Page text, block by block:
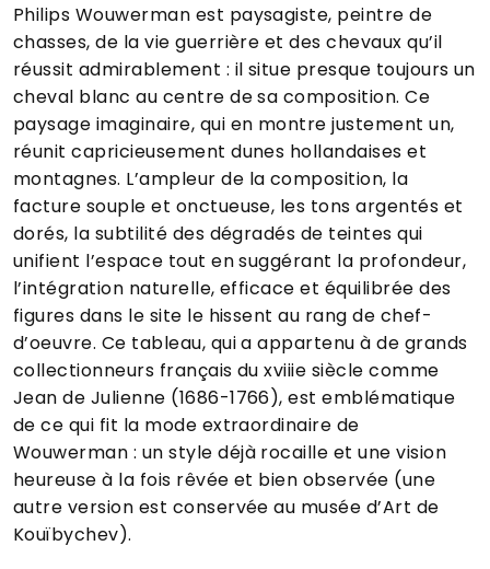
Philips Wouwerman est paysagiste, peintre de
chasses, de la vie guerrière et des chevaux qu’il
réussit admirablement : il situe presque toujours un
cheval blanc au centre de sa composition. Ce
paysage imaginaire, qui en montre justement un,
réunit capricieusement dunes hollandaises et
montagnes. L’ampleur de la composition, la
facture souple et onctueuse, les tons argentés et
dorés, la subtilité des dégradés de teintes qui
unifient l’espace tout en suggérant la profondeur,
l’intégration naturelle, efficace et équilibrée des
figures dans le site le hissent au rang de chef-
d’oeuvre. Ce tableau, qui a appartenu à de grands
collectionneurs français du xviiie siècle comme
Jean de Julienne (1686-1766), est emblématique
de ce qui fit la mode extraordinaire de
Wouwerman : un style déjà rocaille et une vision
heureuse à la fois rêvée et bien observée (une
autre version est conservée au musée d’Art de
Kouïbychev).